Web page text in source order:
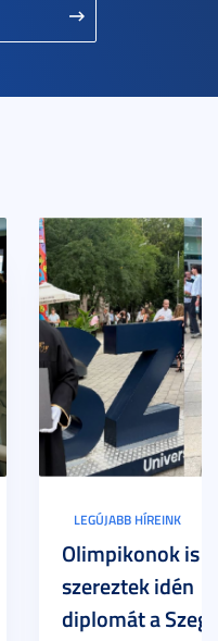
LEGÚJABB HÍREINK
Olimpikonok is
szereztek idén
diplomát a